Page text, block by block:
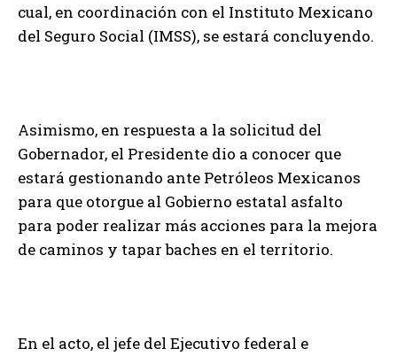
cual, en coordinación con el Instituto Mexicano
del Seguro Social (IMSS), se estará concluyendo.
Asimismo, en respuesta a la solicitud del
Gobernador, el Presidente dio a conocer que
estará gestionando ante Petróleos Mexicanos
para que otorgue al Gobierno estatal asfalto
para poder realizar más acciones para la mejora
de caminos y tapar baches en el territorio.
En el acto, el jefe del Ejecutivo federal e